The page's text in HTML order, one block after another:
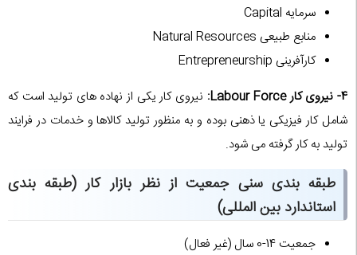
سرمایه Capital
منابع طبیعی Natural Resources
کارآفرینی Entrepreneurship
4- نیروی کار Labour Force:
نیروی کار یکی از نهاده های تولید است که
شامل کار فیزیکی یا ذهنی بوده و به منظور تولید کالاها و خدمات در فرایند
تولید به کار گرفته می شود.
طبقه بندی سنی جمعیت از نظر بازار کار (طبقه بندی
استاندارد بین المللی)
جمعیت 14-0 سال (غیر فعال)